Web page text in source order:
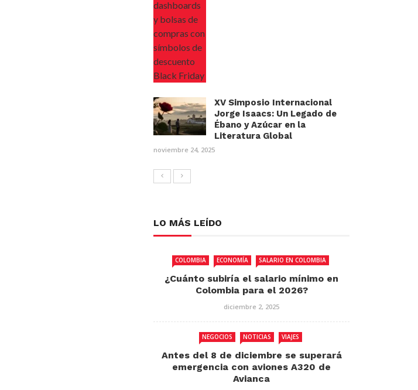
XV Simposio Internacional
Jorge Isaacs: Un Legado de
Ébano y Azúcar en la
Literatura Global
noviembre 24, 2025
LO MÁS LEÍDO
COLOMBIA ECONOMÍA SALARIO EN COLOMBIA
¿Cuánto subiría el salario mínimo en
Colombia para el 2026?
diciembre 2, 2025
NEGOCIOS NOTICIAS VIAJES
Antes del 8 de diciembre se superará
emergencia con aviones A320 de
Avianca